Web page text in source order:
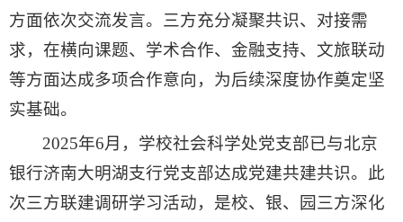
方面依次交流发言。三方充分凝聚共识、对接需
求，在横向课题、学术合作、金融支持、文旅联动
等方面达成多项合作意向，为后续深度协作奠定坚
实基础。
2025年6月，学校社会科学处党支部已与北京
银行济南大明湖支行党支部达成党建共建共识。此
次三方联建调研学习活动，是校、银、园三方深化